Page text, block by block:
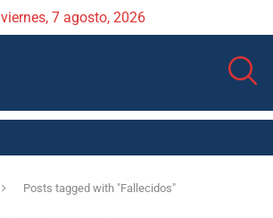
viernes, 7 agosto, 2026
Posts tagged with "Fallecidos"